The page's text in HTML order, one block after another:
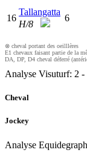
16
Tallangatta
H/8
6
⊗ cheval portant des oeilllères
E1 chevaux faisant partie de la
DA, DP, D4 cheval déferré
Analyse Visuturf: 2 -
Cheval
Jockey
Analyse